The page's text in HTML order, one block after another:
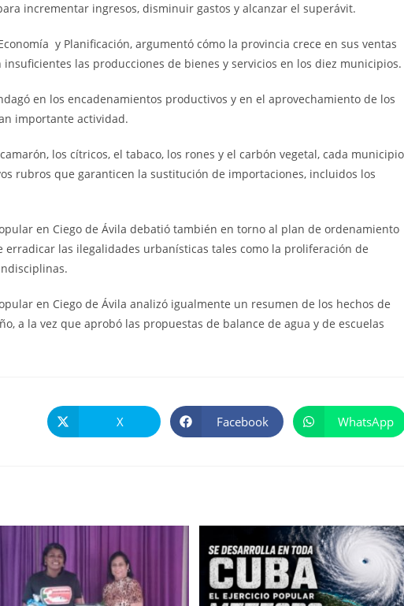
incrementar ingresos, disminuir gastos y alcanzar el superávit.
y Planificación, argumentó cómo la provincia crece en sus ventas
las producciones de bienes y servicios en los diez municipios.
en los encadenamientos productivos y en el aprovechamiento de los
importante actividad.
los cítricos, el tabaco, los rones y el carbón vegetal, cada municipio
rubros que garanticen la sustitución de importaciones, incluidos los
en Ciego de Ávila debatió también en torno al plan de ordenamiento
las ilegalidades urbanísticas tales como la proliferación de
en Ciego de Ávila analizó igualmente un resumen de los hechos de
a la vez que aprobó las propuestas de balance de agua y de escuelas
abre
X Se
abre
Facebook Se
abre
WhatsApp